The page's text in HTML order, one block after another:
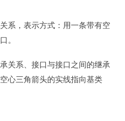
系，表示方式：用一条带有空
。
关系、接口与接口之间的继承
心三角箭头的实线指向基类